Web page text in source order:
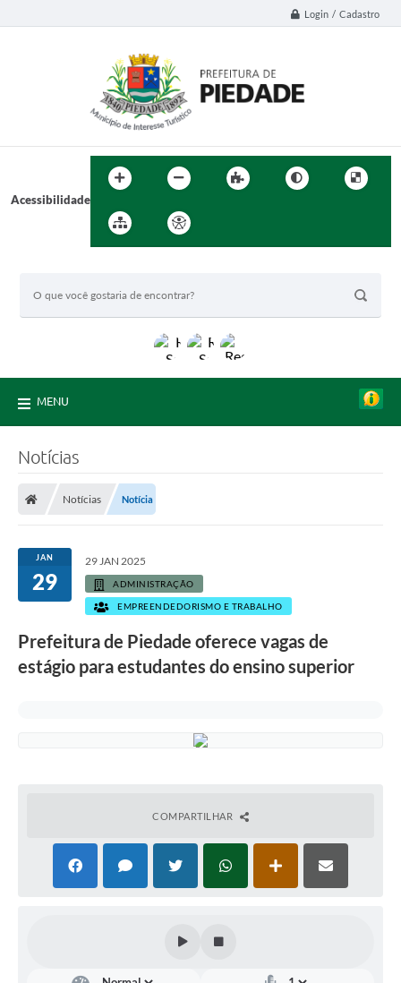
Login / Cadastro
Acessibilidade
MENU
Notícias
Notícias Notícia
JAN
29
29 JAN 2025
ADMINISTRAÇÃO
EMPREENDEDORISMO E TRABALHO
Prefeitura de Piedade oferece vagas de
estágio para estudantes do ensino superior
COMPARTILHAR